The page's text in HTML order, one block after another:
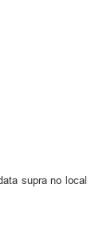
supra no local